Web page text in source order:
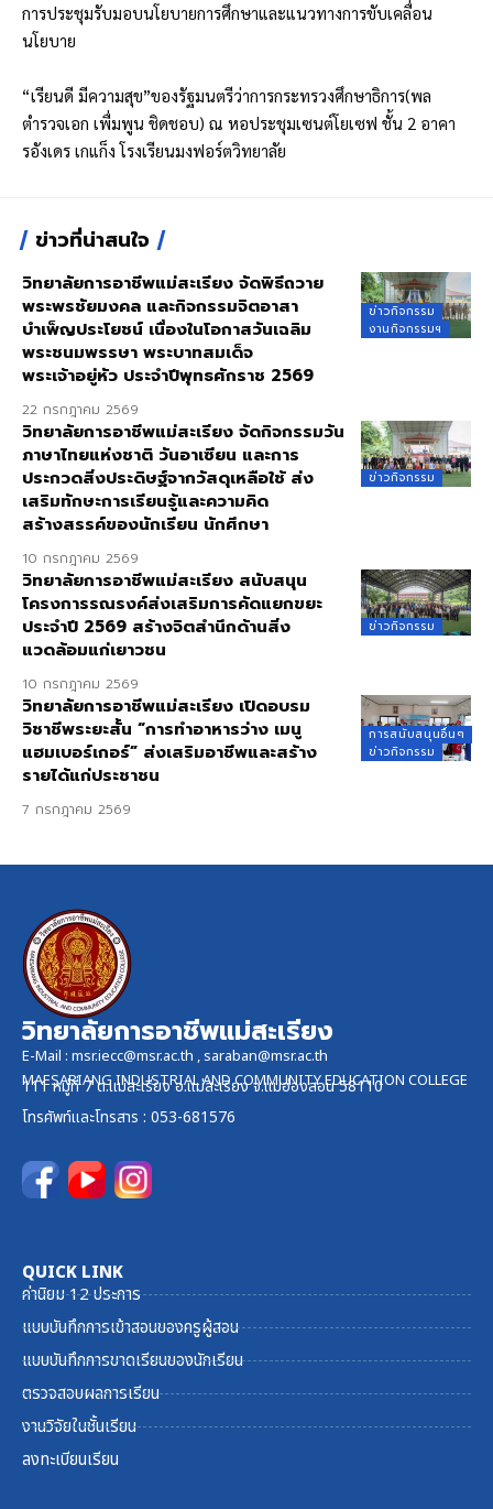
การประชุมรับมอบนโยบายการศึกษาและแนวทางการขับเคลื่อน
นโยบาย
“เรียนดี มีความสุข”ของรัฐมนตรีว่าการกระทรวงศึกษาธิการ(พล
ตำรวจเอก เพื่มพูน ชิดชอบ) ณ หอประชุมเซนต์โยเซฟ ชั้น 2 อาคา
รอังเดร เกแก็ง โรงเรียนมงฟอร์ตวิทยาลัย
ข่าวที่น่าสนใจ
ข่าวกิจกรรม
งานกิจกรรมฯ
วิทยาลัยการอาชีพแม่สะเรียง จัดพิธีถวาย
พระพรชัยมงคล และกิจกรรมจิตอาสา
บำเพ็ญประโยชน์ เนื่องในโอกาสวันเฉลิม
พระชนมพรรษา พระบาทสมเด็จ
พระเจ้าอยู่หัว ประจำปีพุทธศักราช 2569
22 กรกฎาคม 2569
ข่าวกิจกรรม
วิทยาลัยการอาชีพแม่สะเรียง จัดกิจกรรมวัน
ภาษาไทยแห่งชาติ วันอาเซียน และการ
ประกวดสิ่งประดิษฐ์จากวัสดุเหลือใช้ ส่ง
เสริมทักษะการเรียนรู้และความคิด
สร้างสรรค์ของนักเรียน นักศึกษา
10 กรกฎาคม 2569
ข่าวกิจกรรม
วิทยาลัยการอาชีพแม่สะเรียง สนับสนุน
โครงการรณรงค์ส่งเสริมการคัดแยกขยะ
ประจำปี 2569 สร้างจิตสำนึกด้านสิ่ง
แวดล้อมแก่เยาวชน
10 กรกฎาคม 2569
การสนับสนุนอื่นๆ
ข่าวกิจกรรม
วิทยาลัยการอาชีพแม่สะเรียง เปิดอบรม
วิชาชีพระยะสั้น “การทำอาหารว่าง เมนู
แฮมเบอร์เกอร์” ส่งเสริมอาชีพและสร้าง
รายได้แก่ประชาชน
7 กรกฎาคม 2569
วิทยาลัยการอาชีพแม่สะเรียง
E-Mail : msr.iecc@msr.ac.th ,saraban@msr.ac.th
MAESARIANG INDUSTRIAL AND COMMUNITY EDUCATION COLLEGE
111 หมู่ที่ 7 ต.แม่สะเรียง อ.แม่สะเรียง จ.แม่ฮ่องสอน 58110
โทรศัพท์และโทรสาร : 053-681576
QUICK LINK
ค่านิยม 12 ประการ
แบบบันทึกการเข้าสอนของครูผู้สอน
แบบบันทึกการขาดเรียนของนักเรียน
ตรวจสอบผลการเรียน
งานวิจัยในชั้นเรียน
ลงทะเบียนเรียน